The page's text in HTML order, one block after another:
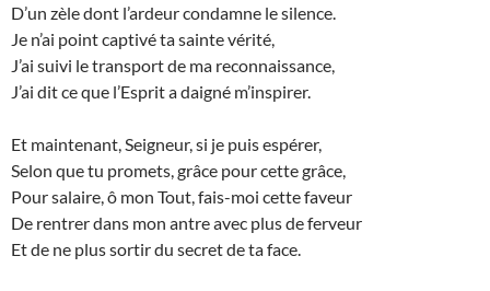
D’un zèle dont l’ardeur condamne le silence.
Je n’ai point captivé ta sainte vérité,
J’ai suivi le transport de ma reconnaissance,
J’ai dit ce que l’Esprit a daigné m’inspirer.
Et maintenant, Seigneur, si je puis espérer,
Selon que tu promets, grâce pour cette grâce,
Pour salaire, ô mon Tout, fais-moi cette faveur
De rentrer dans mon antre avec plus de ferveur
Et de ne plus sortir du secret de ta face.